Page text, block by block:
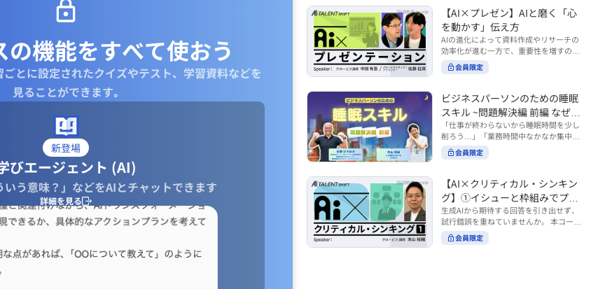
の機能をすべて使おう
とに設定されたクイズやテスト、学習資料などを
見ることができます｡
新登場
びエージェント (AI)
いう意味？」などをAIとチャットできます
詳細を見る
is.co.jp/ja/courses/fe285262/learn/step
s/59808 ・傾聴力 ~リーダーのための聴
く技術~（実践編） https://unlimited.gl
obis.co.jp/ja/courses/01d24a39/learn/s
teps/59813 ※本動画は、制作時点の情
報に基づき作成したものです（2026年6
月制作）
で設計された全12回のシリーズです。
（順次公開） https://unlimited.globis.c
o.jp/ja/tags/AI%E3%83%93%E3%82%B
8%E3%83%8D%E3%82%B9%E3%82%
B7%E3%83%95%E3%83%88 ・基礎編
（第1回〜3回）：リーダーやマネージャ
ーに求められる、AI時代の基礎的なリテ
ジメント編（第4回〜7回）：AI時代のリ
ーダーシップや組織変革を中心に学ぶコ
ース ・機能別戦略編（第8回〜12回）：
AI時代における機能別での戦略のあり方
を中心に学ぶコース より実践的なAIツー
ルの活用法について学びたい方は『AI W
earch?tag=AI%E3%83%AF%E3%83%B
C%E3%82%AF%E3%82%B7%E3%83%
95%E3%83%88 ※本コースは、AIのマネ
ジメント活用を学ぶ「AIビジネスシフ
ト」シリーズの一環として提供していま
す。 ※本動画は、制作時点の情報に基づ
ス・キャピタル・パートナーズ 代表パ
ートナー
期配信されます。 取り上げて欲しいご質
問やテーマ、感想を随時受け付けていま
す。 グーグルフォーム（https://forms.g
le/qqoBYuRUmUYz4scC6） または グ
ロ放題編集部員のX（https://x.com/mai
rakobayashi） まで、ぜひご要望をお
6月制作）
【AI×プレゼン】AIと磨く「心
を動かす」伝え方
AIの進化によって資料作成やリサーチの
効率化が進む一方で、重要性を増すのが
「伝える力」です。本コースでは、AI時
代のプレゼンに求められるデリバリース
を客観的に評価し、改善できるAI活用法
も紹介。大事な場面で「心を動かす」プ
レゼンをしたい方におすすめです。関連
コース「プレゼンテーションスキル」も
併せてご覧ください。 ▼プレゼン動画分
析プロンプト（辛口） https://hodai.glo
bis.co.jp/learning_documents/6f976cd
ル https://unlimited.globis.co.jp/ja/co
urses/598f3254/ ※本コースは、AI時代
のビジネススキルを学ぶ「AIタレントシ
フト」シリーズの一環として提供してい
ます。 https://unlimited.globis.co.jp/j
a/tags/AI%E3%82%BF%E3%83%AC%E
会員限定
ビジネスパーソンのための睡眠
スキル ~問題解決編 前編 なぜ眠
れないのか？~
「仕事が終わらないから睡眠時間を少し
削ろう…」「業務時間中なかなか集中で
きない…」「毎日朝起きるのがつら
い…」。 あなたはこのような経験をした
トの時間をやりくりするために、真っ先
に削りがちなのが「睡眠」時間。 実は
今、日本社会は世界と比較して「最も眠
らない国」だということもわかってきて
います。 慢性的な睡眠不足は、心身の健
康に悪影響なだけでなく、仕事のパフォ
ーマンスにも当然大きな影響を与え、社
会員限定
【AI×クリティカル・シンキン
グ】①イシューと枠組みでプロ
ンプトを磨く
生成AIから期待する回答を引き出せず、
試行錯誤を重ねていませんか。 本コース
では、生成AI活用の質を高める鍵とし
て、クリティカル・シンキングの視点か
会員限定